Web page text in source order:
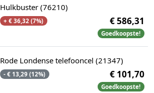
Hulkbuster (76210)
+ € 36,32 (7%) € 586,31
Goedkoopste!
Rode Londense telefooncel (21347)
- € 13,29 (12%) € 101,70
Goedkoopste!